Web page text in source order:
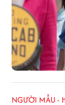
NGƯỜI MẪU -